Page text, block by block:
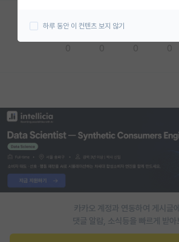
연구실(PI) 홍보 게시판
학부 인턴 게시판
취업 게시판
임용 후기 게시판
PI 전용 게시판
인문사회 계열 게시판
특수/전문대학원 게시판
카카오 계정과 연동하여 게시글
댓글 알람, 소식등을 빠르게 받아
하루 동안 이 컨텐츠 보지 않기